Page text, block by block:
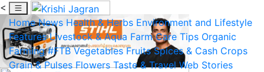
<
Home News Health & Herbs Environment and Lifestyle
Features Livestock & Aqua Farm Care Tips Organic
Farming #FTB Vegetables Fruits Spices & Cash Crops
Grain & Pulses Flowers Taste & Travel Web Stories